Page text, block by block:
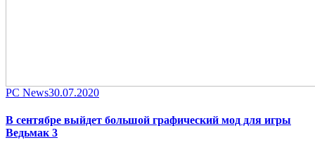
Category
PC NewsPosted
30.07.2020
В сентябре выйдет большой графический мод для игры
Ведьмак 3